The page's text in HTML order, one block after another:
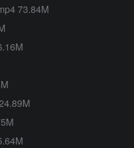
73.84M